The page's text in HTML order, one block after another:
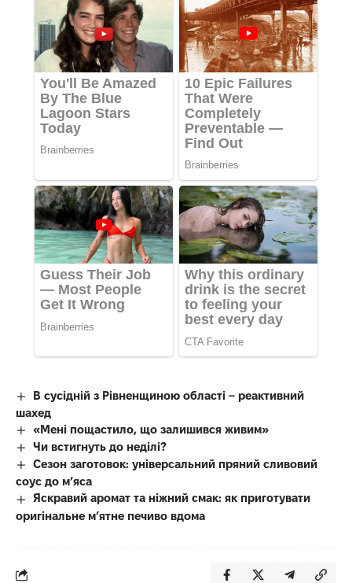
В сусідній з Рівненщиною області – реактивний
шахед
«Мені пощастило, що залишився живим»
Чи встигнуть до неділі?
Сезон заготовок: універсальний пряний сливовий
соус до мʼяса
Яскравий аромат та ніжний смак: як приготувати
оригінальне м’ятне печиво вдома